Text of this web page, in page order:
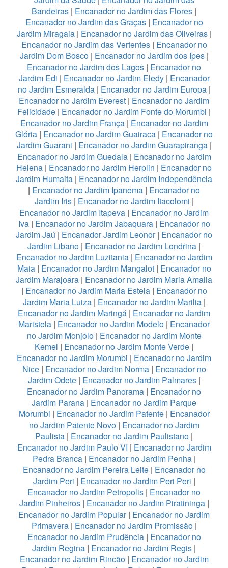
Bandeiras | Encanador no Jardim das Flores |
Encanador no Jardim das Graças| Encanador no
Jardim Miragaia| Encanador no Jardim das Oliveiras|
Encanador no Jardim das Vertentes| Encanador no
Jardim Dom Bosco| Encanador no Jardim dos Ipes|
Encanador no Jardim dos Lagos | Encanador no
Jardim Edi | Encanador no Jardim Eledy| Encanador
no Jardim Esmeralda| Encanador no Jardim Europa|
Encanador no Jardim Everest | Encanador no Jardim
Felicidade | Encanador no Jardim Fonte do Morumbi |
Encanador no Jardim França| Encanador no Jardim
Glória | Encanador no Jardim Guairaca | Encanador no
Jardim Guarani | Encanador no Jardim Guarapiranga|
Encanador no Jardim Guedala| Encanador no Jardim
Helena | Encanador no Jardim Herplin | Encanador no
Jardim Humaita | Encanador no Jardim Independência
| Encanador no Jardim Ipanema | Encanador no
Jardim Iris| Encanador no Jardim Itacolomi |
Encanador no Jardim Itapeva | Encanador no Jardim
Iva| Encanador no Jardim Jabaquara| Encanador no
Jardim Jaú | Encanador Jardim Leonor| Encanador no
Jardim Libano | Encanador no Jardim Londrina |
Encanador no Jardim Luzitania| Encanador no Jardim
Maia| Encanador no Jardim Mangalot| Encanador no
Jardim Marajoara | Encanador no Jardim Maria Amalia
| Encanador no Jardim Maria Estela| Encanador no
Jardim Maria Luiza| Encanador no Jardim Marilia|
Encanador no Jardim Maringá | Encanador no Jardim
Maristela | Encanador no Jardim Modelo | Encanador
no Jardim Monjolo| Encanador no Jardim Monte
Kemel | Encanador no Jardim Monte Verde |
Encanador no Jardim Morumbi | Encanador no Jardim
Nice| Encanador no Jardim Norma| Encanador no
Jardim Odete| Encanador no Jardim Palmares|
Encanador no Jardim Panorama | Encanador no
Jardim Parana | Encanador no Jardim Parque
Morumbi | Encanador no Jardim Patente| Encanador
no Jardim Patente Novo| Encanador no Jardim
Paulista | Encanador no Jardim Paulistano |
Encanador no Jardim Paulo VI | Encanador no Jardim
Pedra Branca| Encanador no Jardim Penha|
Encanador no Jardim Pereira Leite| Encanador no
Jardim Peri | Encanador no Jardim Peri Peri |
Encanador no Jardim Petropolis | Encanador no
Jardim Pinheiros| Encanador no Jardim Piratininga|
Encanador no Jardim Popular| Encanador no Jardim
Primavera| Encanador no Jardim Promissão|
Encanador no Jardim Prudência| Encanador no
Jardim Regina | Encanador no Jardim Regis |
Encanador no Jardim Rincão| Encanador no Jardim